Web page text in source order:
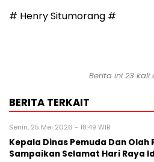
# Henry Situmorang #
Berita ini 23
BERITA TERKAIT
Senin, 25 Mei 2026 - 18:49 WIB
Kepala Dinas Pemuda Dan
Sampaikan Selamat Hari Raya